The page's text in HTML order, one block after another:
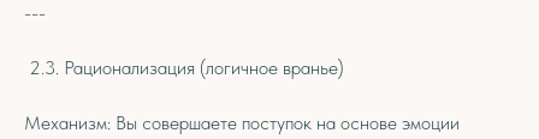
---
2.3. Рационализация (логичное вранье)
Механизм: Вы совершаете поступок на основе эмоции